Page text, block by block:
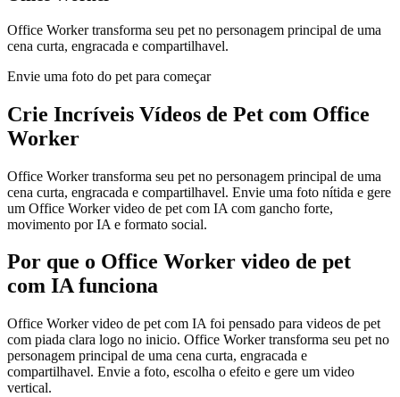
Office Worker transforma seu pet no personagem principal de uma
cena curta, engracada e compartilhavel.
Envie uma foto do pet para começar
Crie Incríveis Vídeos de Pet com Office
Worker
Office Worker transforma seu pet no personagem principal de uma
cena curta, engracada e compartilhavel. Envie uma foto nítida e gere
um Office Worker video de pet com IA com gancho forte,
movimento por IA e formato social.
Por que o Office Worker video de pet
com IA funciona
Office Worker video de pet com IA foi pensado para videos de pet
com piada clara logo no inicio. Office Worker transforma seu pet no
personagem principal de uma cena curta, engracada e
compartilhavel. Envie a foto, escolha o efeito e gere um video
vertical.